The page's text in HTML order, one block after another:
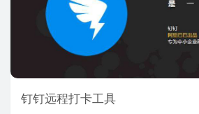
钉钉远程打卡工具